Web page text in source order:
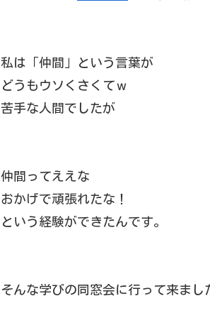
私は「仲間」という言葉が
どうもウソくさくてｗ
苦手な人間でしたが
仲間ってええな
おかげで頑張れたな！
という経験ができたんです。
そんな学びの同窓会に行って来まし